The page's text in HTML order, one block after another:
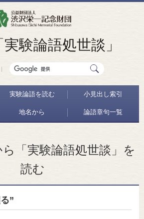
実験論語処世談」
実験論語を読む 小見出し索引
地名から 論語章句一覧
「実験論語処世談」を
読む
”